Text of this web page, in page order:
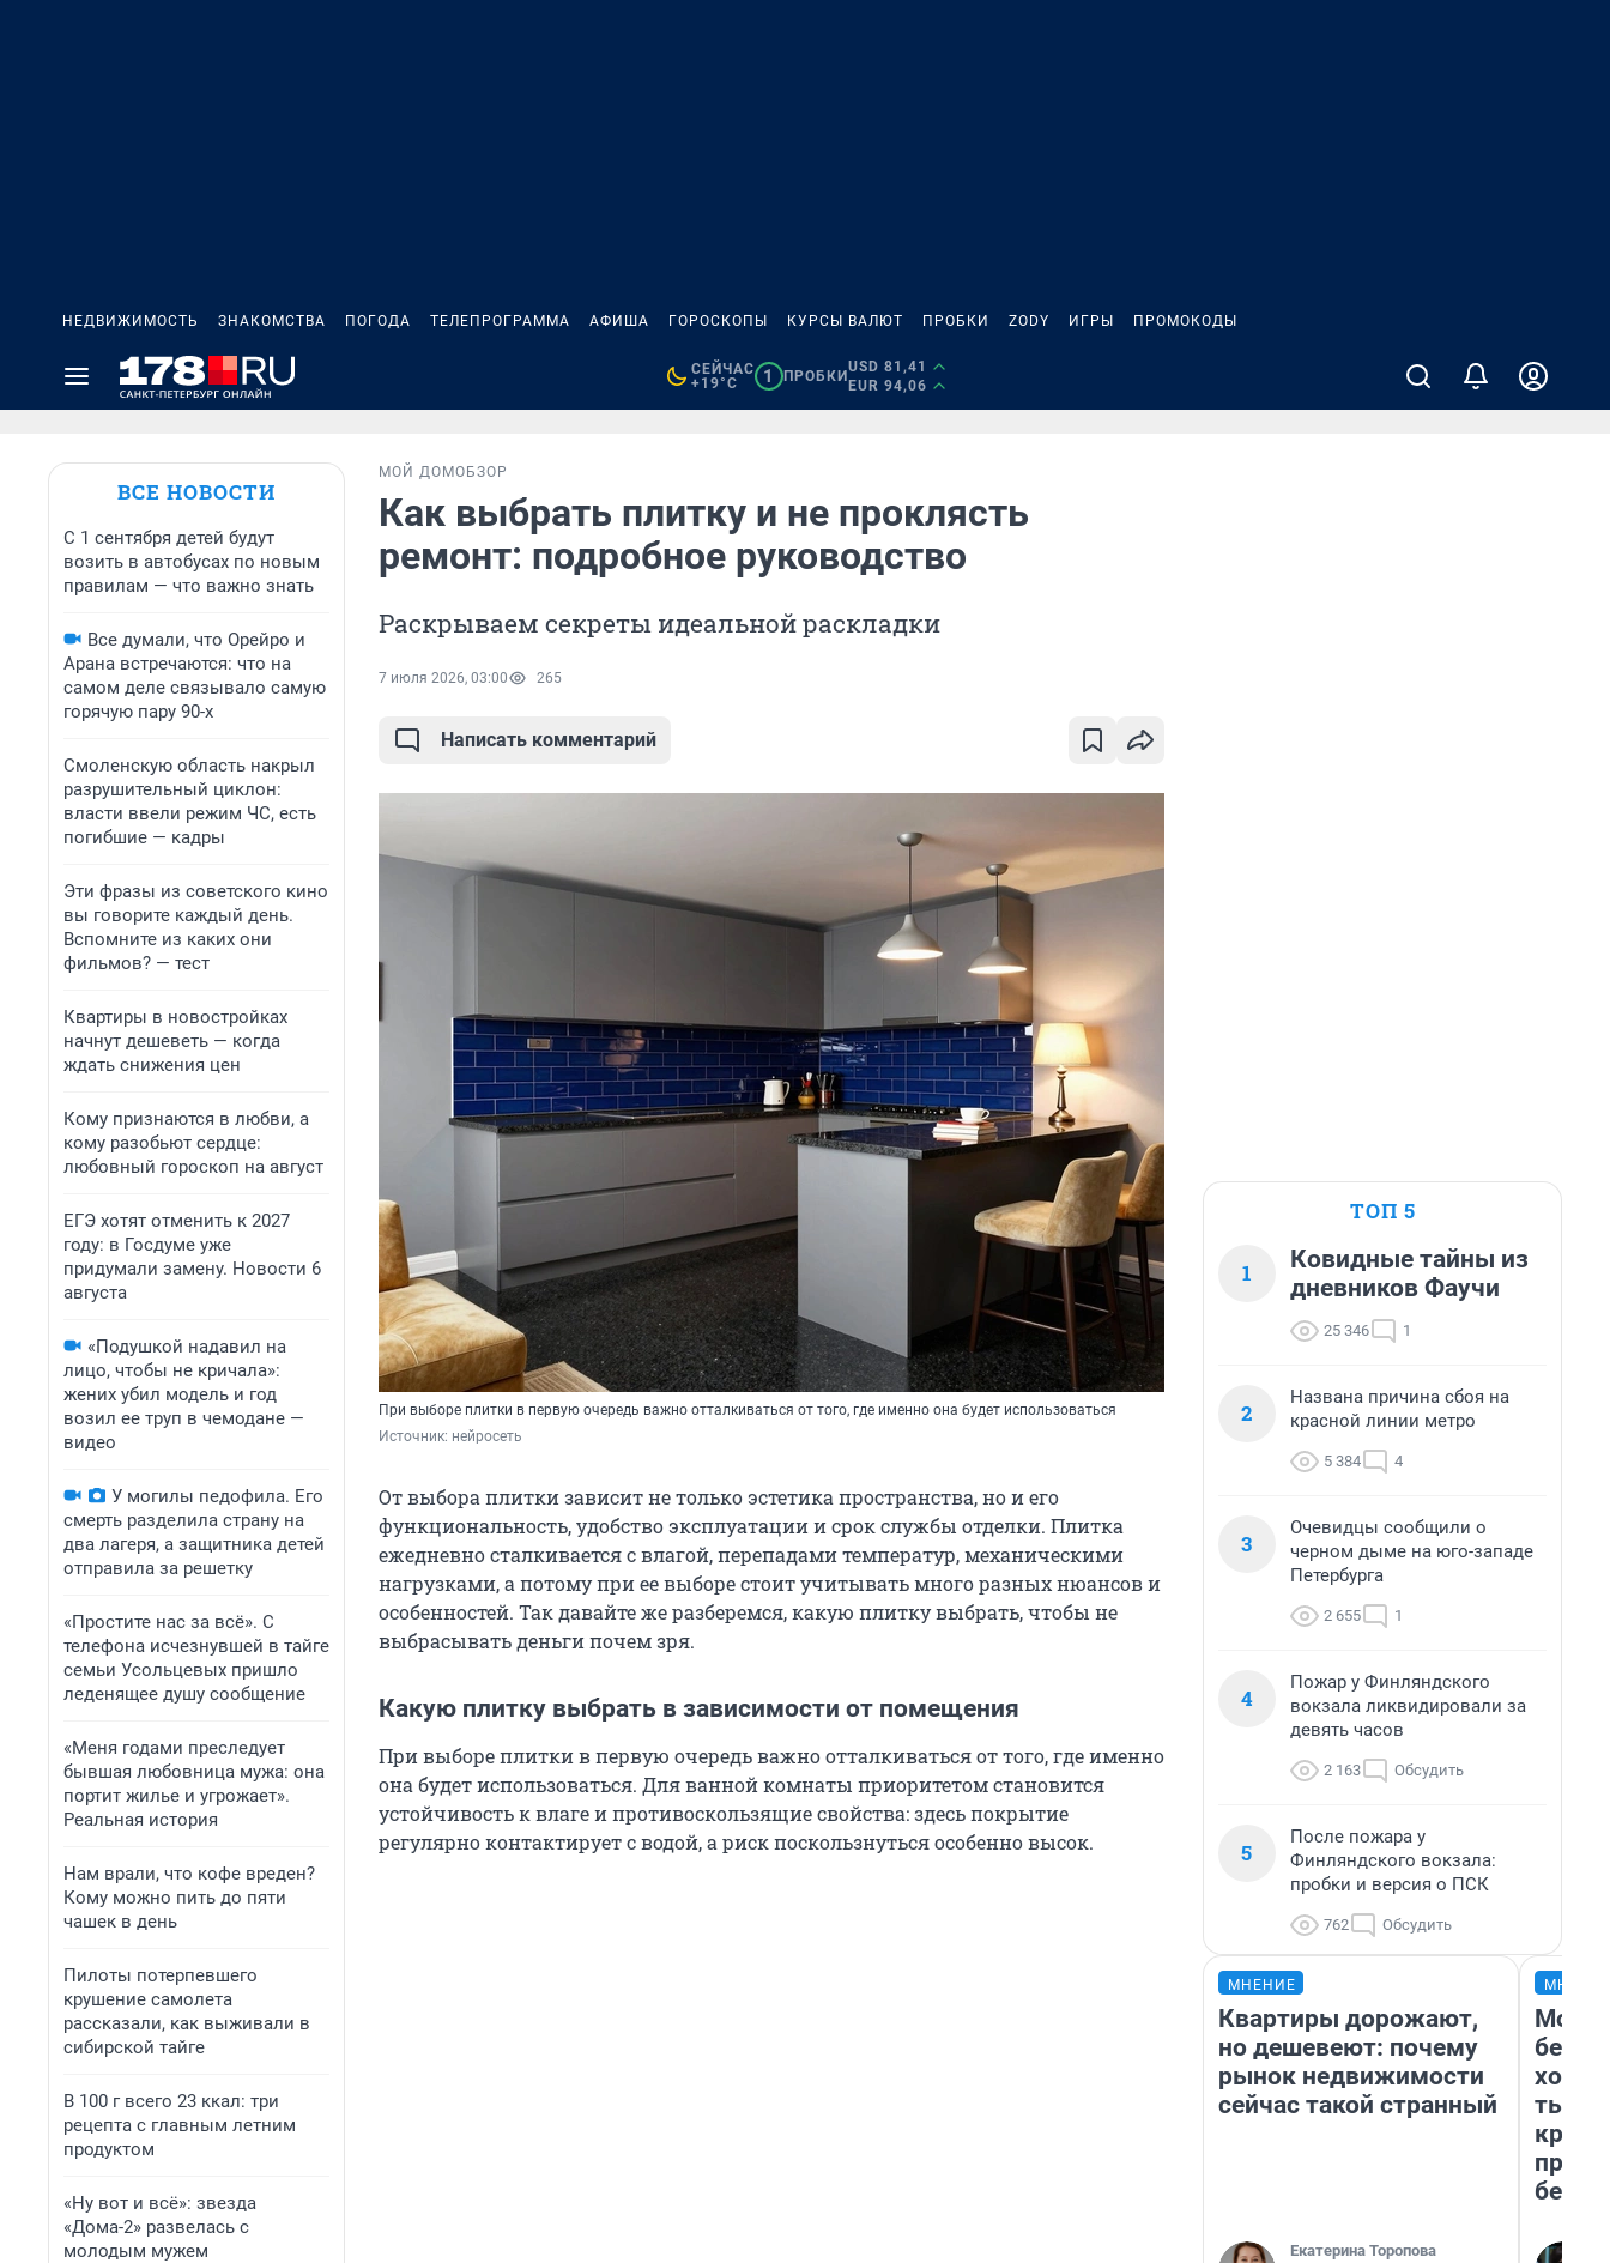
НЕДВИЖИМОСТЬ ЗНАКОМСТВА ПОГОДА ТЕЛЕПРОГРАММА АФИША ГОРОСКОПЫ КУРСЫ ВАЛЮТ ПРОБКИ ZODY ИГРЫ ПРОМОКОДЫ
СЕЙЧАС
+19°C
1 ПРОБКИ
USD 81,41
EUR 94,06
ВСЕ НОВОСТИ
С 1 сентября детей будут
возить в автобусах по новым
правилам — что важно знать
Все думали, что Орейро и
Арана встречаются: что на
самом деле связывало самую
горячую пару 90-х
Смоленскую область накрыл
разрушительный циклон:
власти ввели режим ЧС, есть
погибшие — кадры
Эти фразы из советского кино
вы говорите каждый день.
Вспомните из каких они
фильмов? — тест
Квартиры в новостройках
начнут дешеветь — когда
ждать снижения цен
Кому признаются в любви, а
кому разобьют сердце:
любовный гороскоп на август
ЕГЭ хотят отменить к 2027
году: в Госдуме уже
придумали замену. Новости 6
августа
«Подушкой надавил на
лицо, чтобы не кричала»:
жених убил модель и год
возил ее труп в чемодане —
видео
У могилы педофила. Его
смерть разделила страну на
два лагеря, а защитника детей
отправила за решетку
«Простите нас за всё». С
телефона исчезнувшей в тайге
семьи Усольцевых пришло
леденящее душу сообщение
«Меня годами преследует
бывшая любовница мужа: она
портит жилье и угрожает».
Реальная история
Нам врали, что кофе вреден?
Кому можно пить до пяти
чашек в день
Пилоты потерпевшего
крушение самолета
рассказали, как выживали в
сибирской тайге
В 100 г всего 23 ккал: три
рецепта с главным летним
продуктом
«Ну вот и всё»: звезда
«Дома-2» развелась с
молодым мужем
МОЙ ДОМОБЗОР
Как выбрать плитку и не проклясть
ремонт: подробное руководство
Раскрываем секреты идеальной раскладки
7 июля 2026, 03:00 265
Написать комментарий
При выборе плитки в первую очередь важно отталкиваться от того, где именно она будет использоваться
Источник: нейросеть
От выбора плитки зависит не только эстетика пространства, но и его
функциональность, удобство эксплуатации и срок службы отделки. Плитка
ежедневно сталкивается с влагой, перепадами температур, механическими
нагрузками, а потому при ее выборе стоит учитывать много разных нюансов и
особенностей. Так давайте же разберемся, какую плитку выбрать, чтобы не
выбрасывать деньги почем зря.
Какую плитку выбрать в зависимости от помещения
При выборе плитки в первую очередь важно отталкиваться от того, где именно
она будет использоваться. Для ванной комнаты приоритетом становится
устойчивость к влаге и противоскользящие свойства: здесь покрытие
регулярно контактирует с водой, а риск поскользнуться особенно высок.
ТОП 5
1
Ковидные тайны из
дневников Фаучи
25 346 1
2
Названа причина сбоя на
красной линии метро
5 384 4
3
Очевидцы сообщили о
черном дыме на юго-западе
Петербурга
2 655 1
4
Пожар у Финляндского
вокзала ликвидировали за
девять часов
2 163 Обсудить
5
После пожара у
Финляндского вокзала:
пробки и версия о ПСК
762 Обсудить
МНЕНИЕ
Квартиры дорожают,
но дешевеют: почему
рынок недвижимости
сейчас такой странный
Екатерина Торопова
Мой